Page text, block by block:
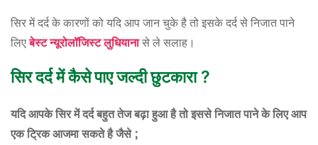
सिर में दर्द के कारणों को यदि आप जान चुके है तो इसके दर्द से निजात पाने
लिएबेस्ट न्यूरोलॉजिस्ट लुधियाना से ले सलाह।
सिरदर्दमेंकैसेपाएजल्दीछुटकारा?
यदि आपके सिर में दर्द बहुत तेज बढ़ा हुआ है तो इससे निजात पाने के लिए आप
एक ट्रिक आजमा सकते है जैसे ;